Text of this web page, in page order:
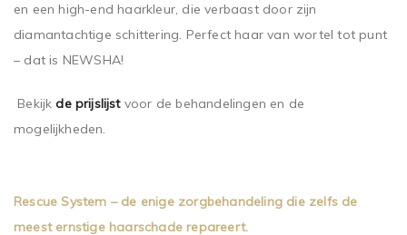
en een high-end haarkleur, die verbaast door zijn
diamantachtige schittering. Perfect haar van wortel tot punt
– dat is NEWSHA!
Bekijkde prijslijstvoor de behandelingen en de
mogelijkheden.
Rescue System – de enige zorgbehandeling die zelfs de
meest ernstige haarschade repareert.